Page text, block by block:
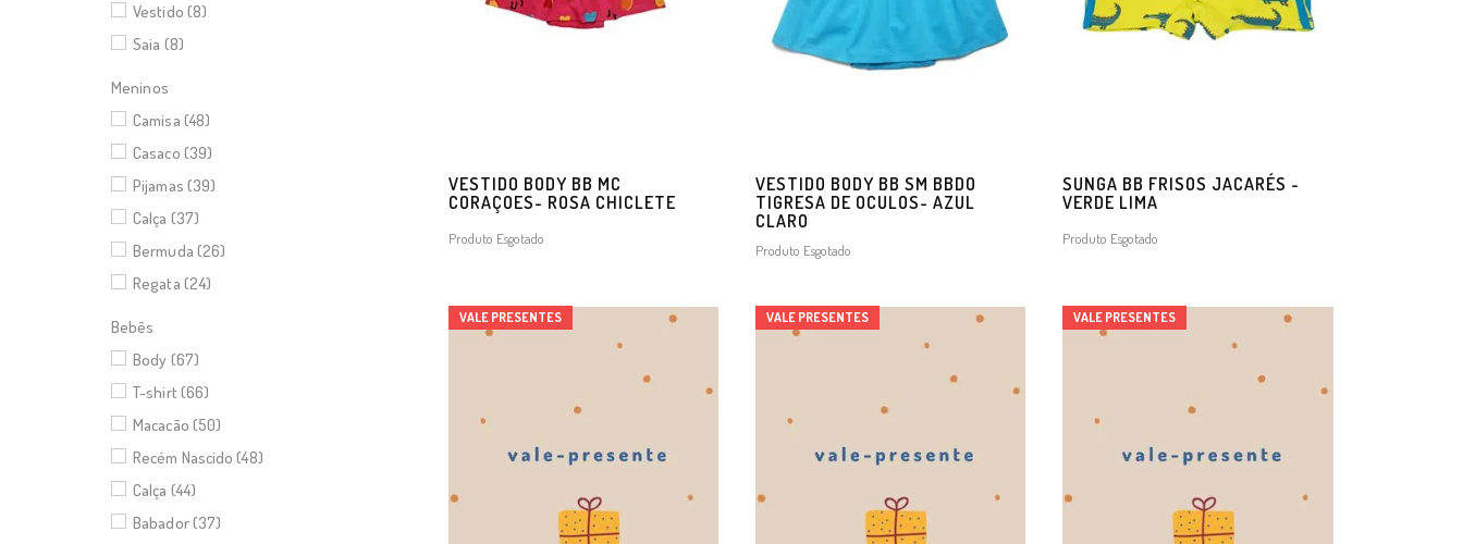
Vestido (8)
Saia (8)
Meninos
Camisa (48)
Casaco (39)
Pijamas (39)
Calça (37)
Bermuda (26)
Regata (24)
Bebês
Body (67)
T-shirt (66)
Macacão (50)
Recém Nascido (48)
Calça (44)
Babador (37)
VESTIDO BODY BB MC
CORAÇOES- ROSA CHICLETE
Produto Esgotado
VESTIDO BODY BB SM BBDO
TIGRESA DE OCULOS- AZUL
CLARO
Produto Esgotado
SUNGA BB FRISOS JACARÉS -
VERDE LIMA
Produto Esgotado
VALE PRESENTES VALE PRESENTES VALE PRESENTES